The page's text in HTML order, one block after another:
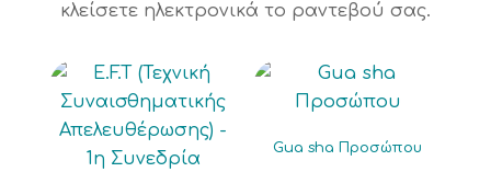
κλείσετε ηλεκτρονικά το ραντεβού σας.
Gua sha Προσώπου